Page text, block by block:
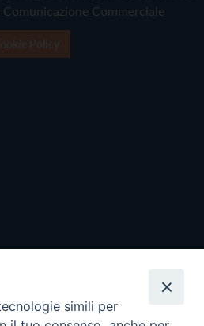
Commerciale
simili per